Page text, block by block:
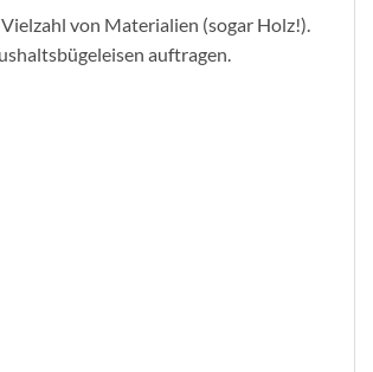
von Materialien (sogar Holz!).
auftragen.